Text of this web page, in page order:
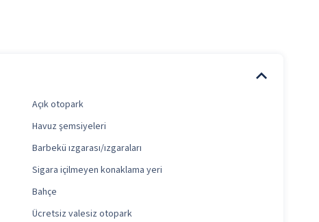
Açık otopark
Havuz şemsiyeleri
Barbekü ızgarası/ızgaraları
Sigara içilmeyen konaklama yeri
Bahçe
Ücretsiz valesiz otopark